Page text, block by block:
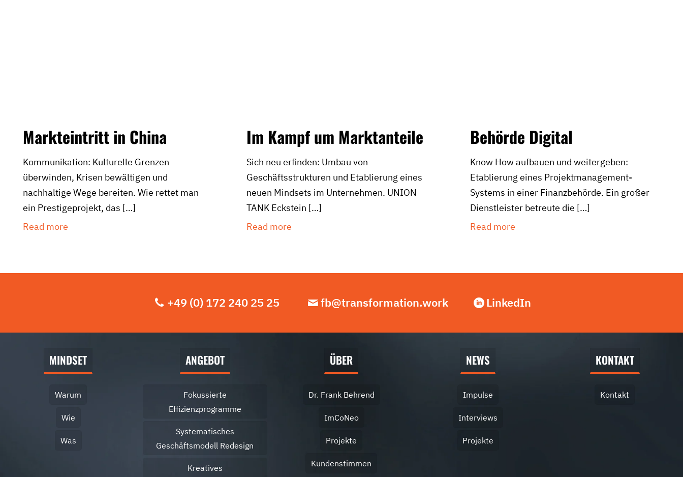
Markteintritt in China
Kommunikation: Kulturelle Grenzen
überwinden, Krisen bewältigen und
nachhaltige Wege bereiten. Wie rettet man
ein Prestigeprojekt, das […]
Read more
Im Kampf um Marktanteile
Sich neu erfinden: Umbau von
Geschäftsstrukturen und Etablierung eines
neuen Mindsets im Unternehmen. UNION
TANK Eckstein […]
Read more
Behörde Digital
Know How aufbauen und weitergeben:
Etablierung eines Projektmanagement-
Systems in einer Finanzbehörde. Ein großer
Dienstleister betreute die […]
Read more
+49 (0) 172 240 25 25 fb@transformation.work LinkedIn
MINDSET
Warum
Wie
Was
ANGEBOT
Fokussierte
Effizienzprogramme
Systematisches
Geschäftsmodell Redesign
Kreatives
ÜBER
Dr. Frank Behrend
ImCoNeo
Projekte
Kundenstimmen
NEWS
Impulse
Interviews
Projekte
KONTAKT
Kontakt